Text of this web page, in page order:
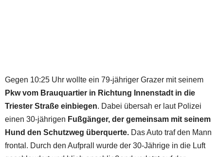
Gegen 10:25 Uhr wollte ein 79-jähriger Grazer mit seinem
Pkw vom Brauquartier in Richtung Innenstadt in die
Triester Straße einbiegen. Dabei übersah er laut Polizei
einen 30-jährigen Fußgänger, der gemeinsam mit seinem
Hund den Schutzweg überquerte. Das Auto traf den Mann
frontal. Durch den Aufprall wurde der 30-Jährige in die Luft